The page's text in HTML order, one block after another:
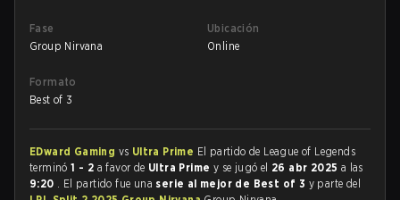
Fase
Group Nirvana
Ubicación
Online
Formato
Best of 3
EDward Gaming vs Ultra Prime El partido de League of Legends
terminó1 - 2 a favor de Ultra Prime y se jugó el 26 abr 2025 a las
9:20 . El partido fue una serie al mejor de Best of 3 y parte del